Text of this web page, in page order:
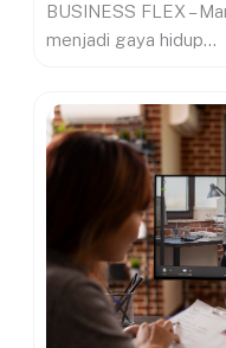
BUSINESS FLEX –
menjadi gaya hidup...